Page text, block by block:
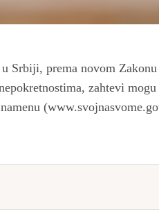
u Srbiji, prema novom
zahtevi